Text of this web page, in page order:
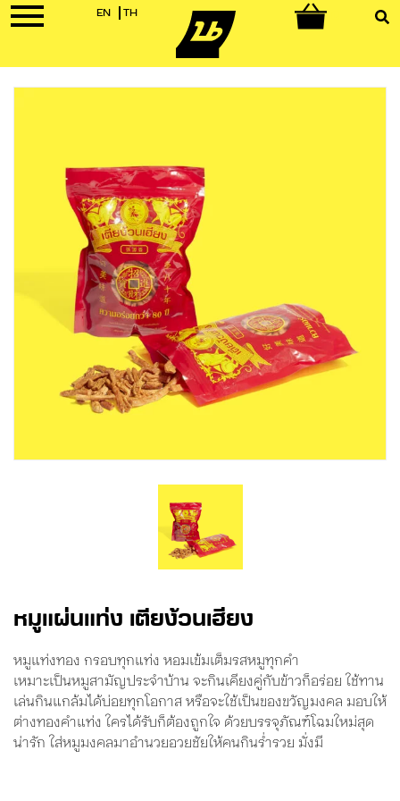
EN TH
หมูแผ่นแท่ง เตียง้วนเฮียง
หมูแท่งทอง กรอบทุกแท่ง หอมเข้มเต็มรสหมูทุกคำ
เหมาะเป็นหมูสามัญประจำบ้าน จะกินเคียงคู่กับข้าวก็อร่อย ใช้ทาน
เล่นกินแกล้มได้บ่อยทุกโอกาส หรือจะใช้เป็นของขวัญมงคล มอบให้
ต่างทองคำแท่ง ใครได้รับก็ต้องถูกใจ ด้วยบรรจุภัณฑ์โฉมใหม่สุด
น่ารัก ใส่หมูมงคลมาอำนวยอวยชัยให้คนกินร่ำรวย มั่งมี